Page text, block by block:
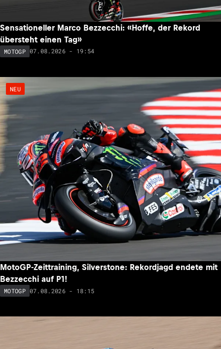
Sensationeller Marco Bezzecchi: «Hoffe, der Rekord
übersteht einen Tag»
MOTOGP 07.08.2026 - 19:54
NEU
MotoGP-Zeittraining, Silverstone: Rekordjagd endete mit
Bezzecchi auf P1!
MOTOGP 07.08.2026 - 18:15